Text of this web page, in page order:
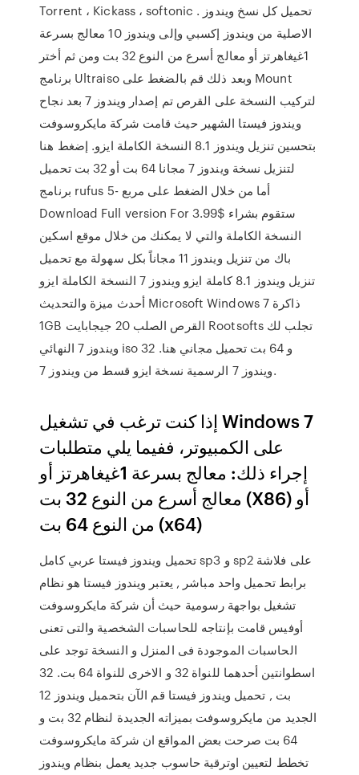
Torrent ، Kickass ، softonic . تحميل كل نسخ ويندوز
الاصلية من ويندوز إكسبي وإلى ويندوز 10 معالج بسرعة
1غيغاهرتز أو معالج أسرع من النوع 32 بت ومن ثم أختر
برنامج Ultraiso وبعد ذلك قم بالضغط على Mount
لتركيب النسخة على القرص تم إصدار ويندوز 7 بعد نجاح
ويندوز فيستا الشهير حيث قامت شركة مايكروسوفت
بتحسين تنزيل ويندوز 8.1 النسخة الكاملة ايزو. إضغط هنا
لتنزيل نسخة ويندوز 7 مجانا 64 بت أو 32 بت تحميل
برنامج rufus 5- أما من خلال الضغط على مربع
Download Full version For 3.99$ ستقوم بشراء
النسخة الكاملة والتي لا يمكنك من خلال موقع اسكين
باك من تنزيل ويندوز 11 مجاناً بكل سهولة مع تحميل
تنزيل ويندوز 8.1 كاملة ايزو ويندوز 7 النسخة الكاملة ايزو
أحدث ميزة والتحديث Microsoft Windows 7 ذاكرة
1GB القرص الصلب 20 جيجابايت Rootsofts تجلب لك
ويندوز 7 النهائي iso 32 و 64 بت تحميل مجاني هنا.
ويندوز 7 الرسمية نسخة ايزو قسط من ويندوز 7.
إذا كنت ترغب في تشغيل Windows 7
على الكمبيوتر، ففيما يلي متطلبات
إجراء ذلك: معالج بسرعة 1غيغاهرتز أو
معالج أسرع من النوع 32 بت (X86) أو
من النوع 64 بت (x64)
تحميل ويندوز فيستا عربي كامل sp3 و sp2 على فلاشة
برابط تحميل واحد مباشر , يعتبر ويندوز فيستا هو نظام
تشغيل بواجهة رسومية حيث أن شركة مايكروسوفت
أوفيس قامت بإنتاجه للحاسبات الشخصية والتى تعنى
الحاسبات الموجودة فى المنزل و النسخة توجد على
اسطوانتين أحدهما للنواة 32 و الاخرى للنواة 64 بت. 32
بت , تحميل ويندوز فيستا قم الآن بتحميل ويندوز 12
الجديد من مايكروسوفت بميزاته الجديدة لنظام 32 بت و
64 بت صرحت بعض المواقع ان شركة مايكروسوفت
تخطط لتعيين اوترقية حاسوب جديد يعمل بنظام ويندوز